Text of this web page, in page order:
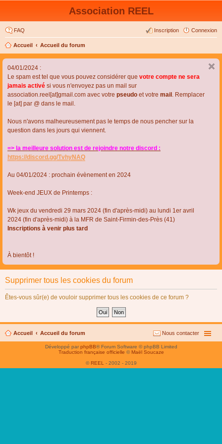
Association REEL
FAQ Connexion
Inscription
Accueil Accueil du forum
04/01/2024 :
Le spam est tel que vous pouvez considérer que votre compte ne sera
jamais activé si vous n'envoyez pas un mail sur
association.reel[at]gmail.com avec votre pseudo et votre mail . Remplacer
le [at] par @ dans le mail.
Nous n'avons malheureusement pas le temps de nous pencher sur la
question dans les jours qui viennent.
=> la meilleure solution est de rejoindre notre discord :
https://discord.gg/TvhyNAQ
Au 04/01/2024 : prochain évènement en 2024
Week-end JEUX de Printemps :
Wk jeux du vendredi 29 mars 2024 (fin d'après-midi) au lundi 1er avril
2024 (fin d'après-midi) à la MFR de Saint-Firmin-des-Près (41)
Inscriptions à venir plus tard
À bientôt !
Supprimer tous les cookies du forum
Êtes-vous sûr(e) de vouloir supprimer tous les cookies de ce forum ?
Accueil Accueil du forum Nous contacter
Développé parphpBB® Forum Software © phpBB Limited
Traduction française officielle © Maël Soucaze
© REEL - 2002 - 2019